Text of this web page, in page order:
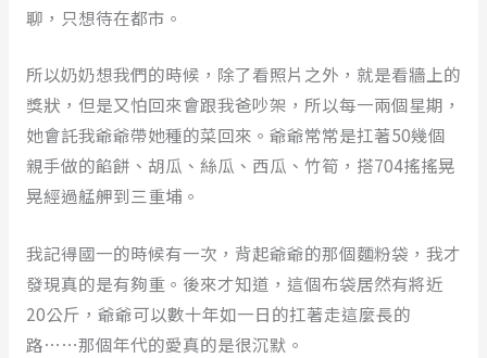
聊，只想待在都市。
所以奶奶想我們的時候，除了看照片之外，就是看牆上的
獎狀，但是又怕回來會跟我爸吵架，所以每一兩個星期，
她會託我爺爺帶她種的菜回來。爺爺常常是扛著50幾個
親手做的餡餅、胡瓜、絲瓜、西瓜、竹筍，搭704搖搖晃
晃經過艋舺到三重埔。
我記得國一的時候有一次，背起爺爺的那個麵粉袋，我才
發現真的是有夠重。後來才知道，這個布袋居然有將近
20公斤，爺爺可以數十年如一日的扛著走這麼長的
路⋯⋯那個年代的愛真的是很沉默。